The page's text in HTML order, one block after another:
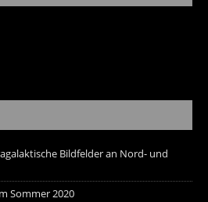
Bildfelder an Nord- und
Sommer 2020